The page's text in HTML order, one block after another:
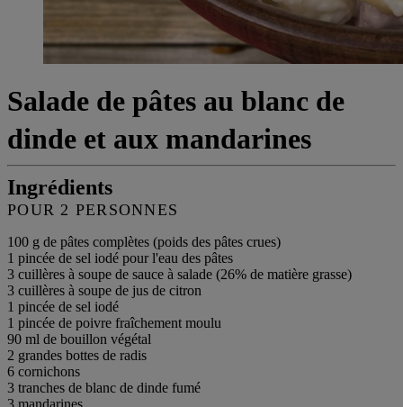
Salade de pâtes au blanc de
dinde et aux mandarines
Ingrédients
POUR 2 PERSONNES
100 g de pâtes complètes (poids des pâtes crues)
1 pincée de sel iodé pour l'eau des pâtes
3 cuillères à soupe de sauce à salade (26% de matière grasse)
3 cuillères à soupe de jus de citron
1 pincée de sel iodé
1 pincée de poivre fraîchement moulu
90 ml de bouillon végétal
2 grandes bottes de radis
6 cornichons
3 tranches de blanc de dinde fumé
3 mandarines